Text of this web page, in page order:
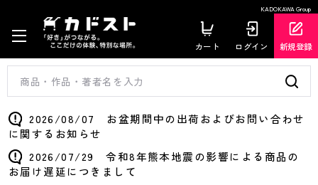
KADOKAWA Group
カート ログイン 新規登録
2026/08/07 お盆期間中の出荷およびお問い合わせ
に関するお知らせ
2026/07/29 令和8年熊本地震の影響による商品の
お届け遅延につきまして